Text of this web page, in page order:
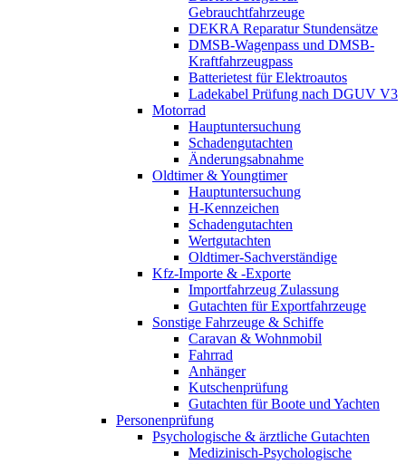
Gebrauchtfahrzeuge
DEKRA Reparatur Stundensätze
DMSB-Wagenpass und DMSB-
Kraftfahrzeugpass
Batterietest für Elektroautos
Ladekabel Prüfung nach DGUV V3
Motorrad
Hauptuntersuchung
Schadengutachten
Änderungsabnahme
Oldtimer & Youngtimer
Hauptuntersuchung
H-Kennzeichen
Schadengutachten
Wertgutachten
Oldtimer-Sachverständige
Kfz-Importe & -Exporte
Importfahrzeug Zulassung
Gutachten für Exportfahrzeuge
Sonstige Fahrzeuge & Schiffe
Caravan & Wohnmobil
Fahrrad
Anhänger
Kutschenprüfung
Gutachten für Boote und Yachten
Personenprüfung
Psychologische & ärztliche Gutachten
Medizinisch-Psychologische